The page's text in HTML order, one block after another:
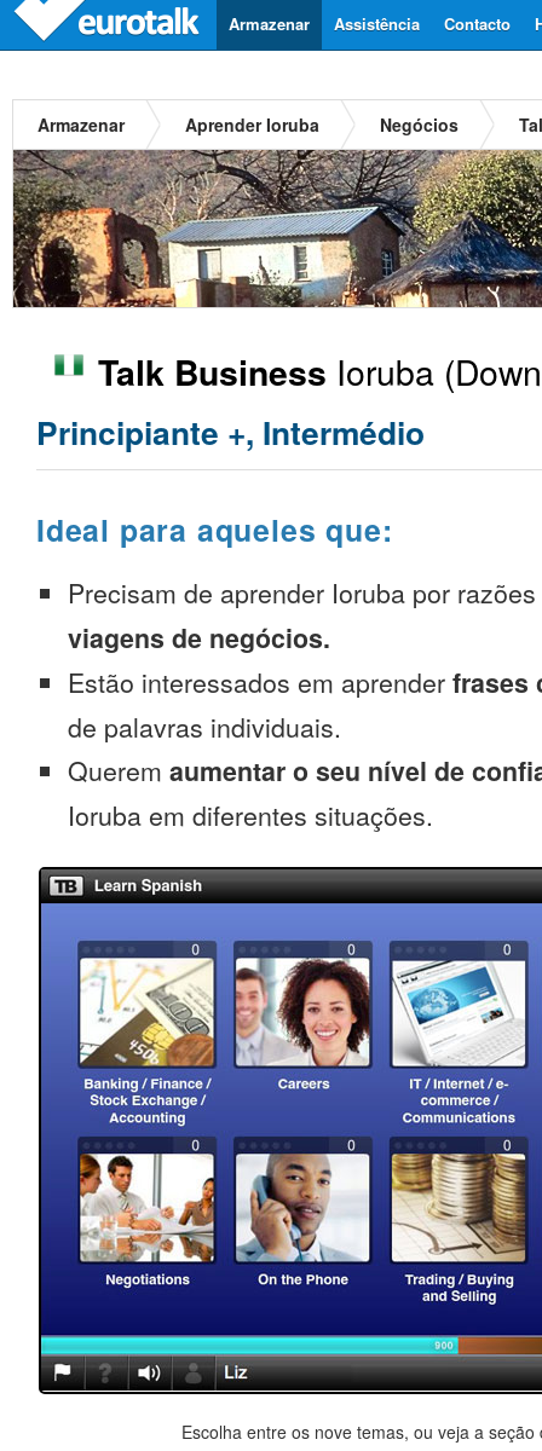
Contacto
Assistência
Armazenar
Armazenar Aprender Ioruba Negócios
Talk Business Ioruba
Principiante +, Intermédio
Ideal para aqueles que:
Precisam de aprender Ioruba por
viagens de negócios.
Estão interessados em aprender frases
de palavras individuais.
Querem aumentar o seu nível de
Ioruba em diferentes situações.
Escolha entre os nove temas, ou veja a